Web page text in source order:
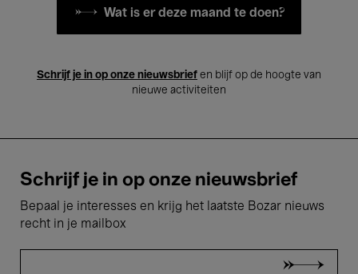
Wat is er deze maand te doen?
Schrijf je in op onze nieuwsbrief en blijf op de hoogte van
nieuwe activiteiten
Schrijf je in op onze nieuwsbrief
Bepaal je interesses en krijg het laatste Bozar nieuws
recht in je mailbox